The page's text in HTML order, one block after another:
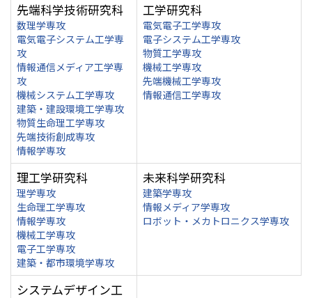
先端科学技術研究科
数理学専攻
電気電子システム工学専
攻
情報通信メディア工学専
攻
機械システム工学専攻
建築・建設環境工学専攻
物質生命理工学専攻
先端技術創成専攻
情報学専攻
工学研究科
電気電子工学専攻
電子システム工学専攻
物質工学専攻
機械工学専攻
先端機械工学専攻
情報通信工学専攻
理工学研究科
理学専攻
生命理工学専攻
情報学専攻
機械工学専攻
電子工学専攻
建築・都市環境学専攻
未来科学研究科
建築学専攻
情報メディア学専攻
ロボット・メカトロニクス学専攻
システムデザイン工